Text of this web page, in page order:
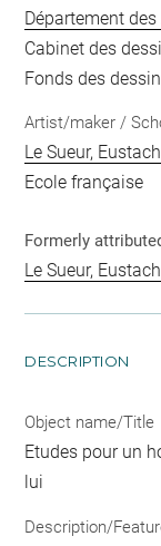
Département
Cabinet des
Fonds des
Artist/maker /
Le Sueur,
Ecole française
Formerly
Le Sueur,
DESCRIPTION
Object name/Title
Etudes pour un
lui
Description/